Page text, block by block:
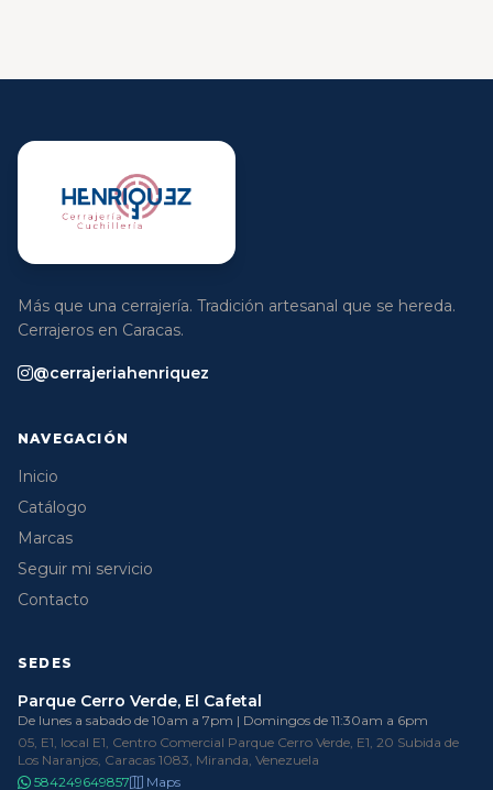
Más que una cerrajería. Tradición artesanal que se hereda.
Cerrajeros en Caracas.
@cerrajeriahenriquez
NAVEGACIÓN
Inicio
Catálogo
Marcas
Seguir mi servicio
Contacto
SEDES
Parque Cerro Verde, El Cafetal
De lunes a sabado de 10am a 7pm | Domingos de 11:30am a 6pm
05, E1, local E1, Centro Comercial Parque Cerro Verde, E1, 20 Subida de
Los Naranjos, Caracas 1083, Miranda, Venezuela
584249649857
Maps